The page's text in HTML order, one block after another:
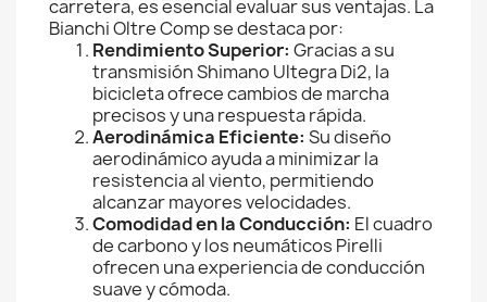
carretera, es esencial evaluar sus ventajas. La
Bianchi Oltre Comp se destaca por:
Rendimiento Superior: Gracias a su
transmisión Shimano Ultegra Di2, la
bicicleta ofrece cambios de marcha
precisos y una respuesta rápida.
Aerodinámica Eficiente: Su diseño
aerodinámico ayuda a minimizar la
resistencia al viento, permitiendo
alcanzar mayores velocidades.
Comodidad en la Conducción: El cuadro
de carbono y los neumáticos Pirelli
ofrecen una experiencia de conducción
suave y cómoda.